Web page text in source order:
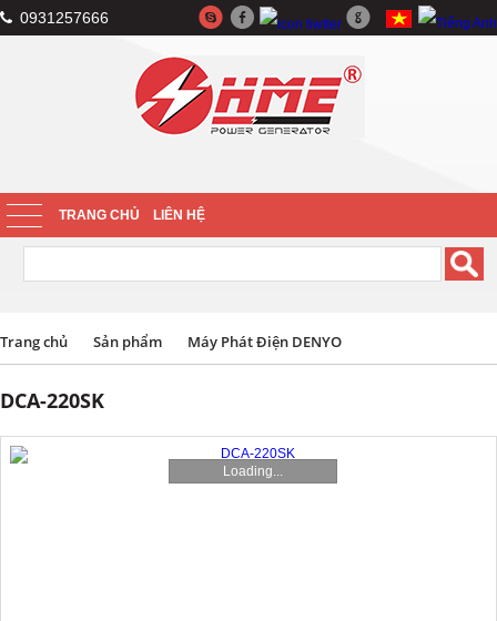
0931257666
TRANG CHỦ LIÊN HỆ
Trang chủ Sản phẩm Máy Phát Điện DENYO
DCA-220SK
Loading...